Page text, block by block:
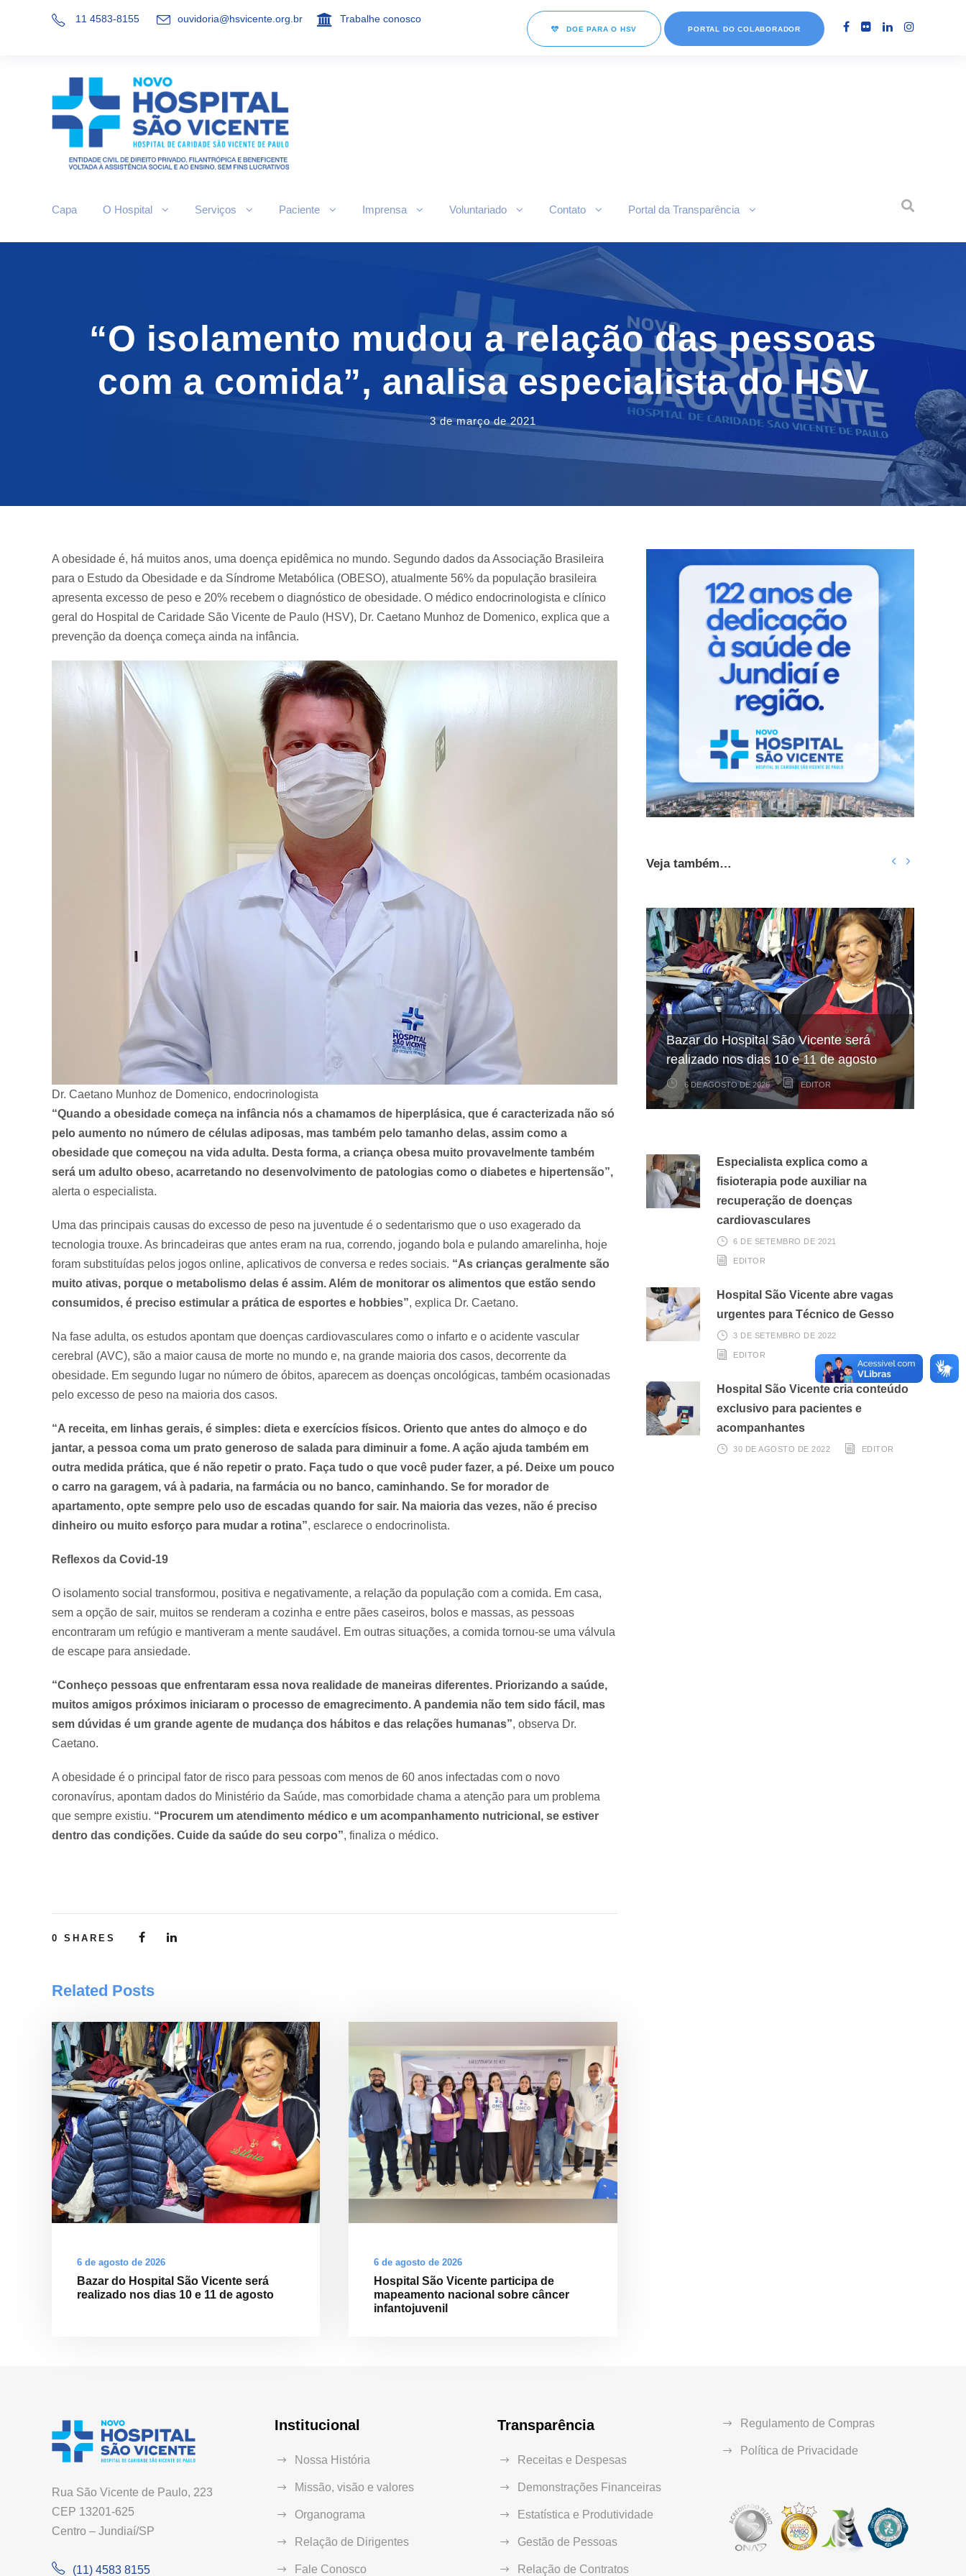
11 4583-8155 ouvidoria@hsvicente.org.br Trabalhe conosco
DOE PARA O HSV PORTAL DO COLABORADOR
Capa O Hospital Serviços Paciente Imprensa Voluntariado Contato Portal da Transparência
“O isolamento mudou a relação das pessoas
com a comida”, analisa especialista do HSV
3 de março de 2021
A obesidade é, há muitos anos, uma doença epidêmica no mundo. Segundo dados da Associação Brasileira
para o Estudo da Obesidade e da Síndrome Metabólica (OBESO), atualmente 56% da população brasileira
apresenta excesso de peso e 20% recebem o diagnóstico de obesidade. O médico endocrinologista e clínico
geral do Hospital de Caridade São Vicente de Paulo (HSV), Dr. Caetano Munhoz de Domenico, explica que a
prevenção da doença começa ainda na infância.
Dr. Caetano Munhoz de Domenico, endocrinologista
“Quando a obesidade começa na infância nós a chamamos de hiperplásica, que é caracterizada não só
pelo aumento no número de células adiposas, mas também pelo tamanho delas, assim como a
obesidade que começou na vida adulta. Desta forma, a criança obesa muito provavelmente também
será um adulto obeso, acarretando no desenvolvimento de patologias como o diabetes e hipertensão”,
alerta o especialista.
Uma das principais causas do excesso de peso na juventude é o sedentarismo que o uso exagerado da
tecnologia trouxe. As brincadeiras que antes eram na rua, correndo, jogando bola e pulando amarelinha, hoje
foram substituídas pelos jogos online, aplicativos de conversa e redes sociais. “As crianças geralmente são
muito ativas, porque o metabolismo delas é assim. Além de monitorar os alimentos que estão sendo
consumidos, é preciso estimular a prática de esportes e hobbies”, explica Dr. Caetano.
Na fase adulta, os estudos apontam que doenças cardiovasculares como o infarto e o acidente vascular
cerebral (AVC), são a maior causa de morte no mundo e, na grande maioria dos casos, decorrente da
obesidade. Em segundo lugar no número de óbitos, aparecem as doenças oncológicas, também ocasionadas
pelo excesso de peso na maioria dos casos.
“A receita, em linhas gerais, é simples: dieta e exercícios físicos. Oriento que antes do almoço e do
jantar, a pessoa coma um prato generoso de salada para diminuir a fome. A ação ajuda também em
outra medida prática, que é não repetir o prato. Faça tudo o que você puder fazer, a pé. Deixe um pouco
o carro na garagem, vá à padaria, na farmácia ou no banco, caminhando. Se for morador de
apartamento, opte sempre pelo uso de escadas quando for sair. Na maioria das vezes, não é preciso
dinheiro ou muito esforço para mudar a rotina”, esclarece o endocrinolista.
Reflexos da Covid-19
O isolamento social transformou, positiva e negativamente, a relação da população com a comida. Em casa,
sem a opção de sair, muitos se renderam a cozinha e entre pães caseiros, bolos e massas, as pessoas
encontraram um refúgio e mantiveram a mente saudável. Em outras situações, a comida tornou-se uma válvula
de escape para ansiedade.
“Conheço pessoas que enfrentaram essa nova realidade de maneiras diferentes. Priorizando a saúde,
muitos amigos próximos iniciaram o processo de emagrecimento. A pandemia não tem sido fácil, mas
sem dúvidas é um grande agente de mudança dos hábitos e das relações humanas”, observa Dr.
Caetano.
A obesidade é o principal fator de risco para pessoas com menos de 60 anos infectadas com o novo
coronavírus, apontam dados do Ministério da Saúde, mas comorbidade chama a atenção para um problema
que sempre existiu. “Procurem um atendimento médico e um acompanhamento nutricional, se estiver
dentro das condições. Cuide da saúde do seu corpo”, finaliza o médico.
0 SHARES
Related Posts
6 de agosto de 2026
Bazar do Hospital São Vicente será
realizado nos dias 10 e 11 de agosto
6 de agosto de 2026
Hospital São Vicente participa de
mapeamento nacional sobre câncer
infantojuvenil
Veja também…
Bazar do Hospital São Vicente será
realizado nos dias 10 e 11 de agosto
6 DE AGOSTO DE 2026 EDITOR
Hospital São Vicente participa de
mapeamento nacional sobre câncer
infantojuvenil
6 DE AGOSTO DE 2026 EDITOR
Hospital São Vicente expande
arrecadação de cupons fiscais pela
Nota Fiscal Paulista
3 DE AGOSTO DE 2026 EDITOR
Especialista explica como a
fisioterapia pode auxiliar na
recuperação de doenças
cardiovasculares
6 DE SETEMBRO DE 2021
EDITOR
Hospital São Vicente abre vagas
urgentes para Técnico de Gesso
3 DE SETEMBRO DE 2022
EDITOR
Hospital São Vicente cria conteúdo
exclusivo para pacientes e
acompanhantes
30 DE AGOSTO DE 2022 EDITOR
Rua São Vicente de Paulo, 223
CEP 13201-625
Centro – Jundiaí/SP
(11) 4583 8155
Institucional
Nossa História
Missão, visão e valores
Organograma
Relação de Dirigentes
Fale Conosco
Transparência
Receitas e Despesas
Demonstrações Financeiras
Estatística e Produtividade
Gestão de Pessoas
Relação de Contratos
Regulamento de Compras
Política de Privacidade